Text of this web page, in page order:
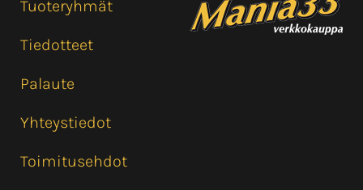
Tuoteryhmät
Tiedotteet
Palaute
Yhteystiedot
Toimitusehdot